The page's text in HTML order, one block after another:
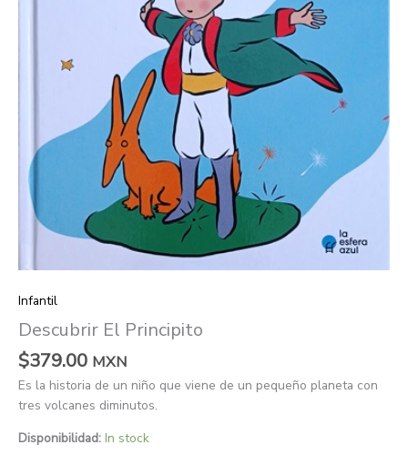
Infantil
Descubrir El Principito
$379.00 MXN
Es la historia de un niño que viene de un pequeño planeta con
tres volcanes diminutos.
Disponibilidad: In stock